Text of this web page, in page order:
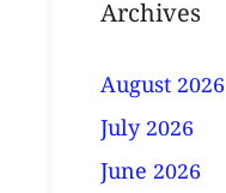
Archives
August 2026
July 2026
June 2026